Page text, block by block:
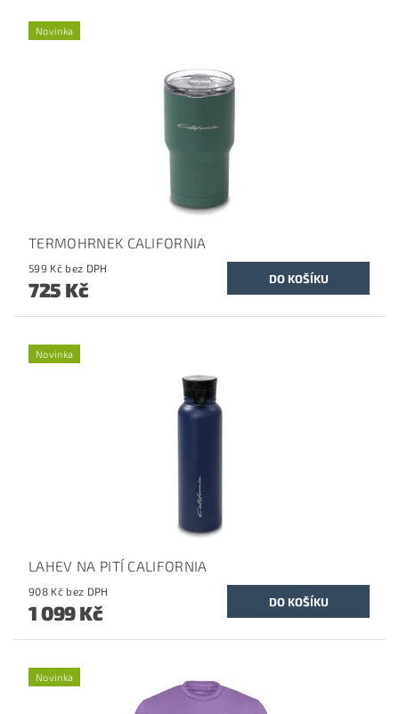
Novinka
TERMOHRNEK CALIFORNIA
599 Kč bez DPH
725 Kč
Novinka
LAHEV NA PITÍ CALIFORNIA
908 Kč bez DPH
1 099 Kč
Novinka